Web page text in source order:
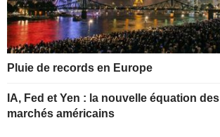
Pluie de records en Europe
IA, Fed et Yen : la nouvelle équation des
marchés américains